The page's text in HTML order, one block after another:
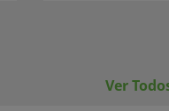
Ver